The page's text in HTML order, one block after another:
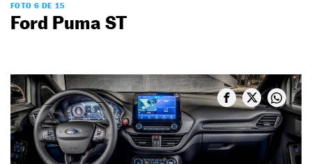
FOTO 6 DE 15
Ford Puma ST